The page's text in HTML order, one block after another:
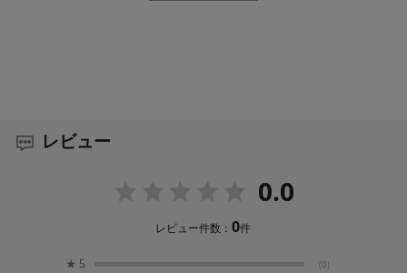
2 - ラックマウント金具（短）
レビュー
0.0
レビュー件数：0件
★ 5 (0)